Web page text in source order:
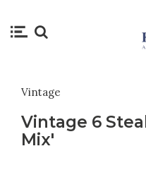
Vintage
Vintage 6
Mix'